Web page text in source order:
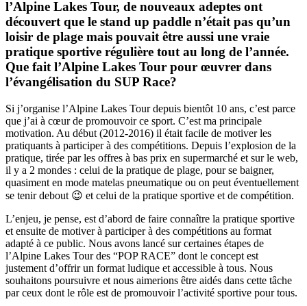
l’Alpine Lakes Tour, de nouveaux adeptes ont
découvert que le stand up paddle n’était pas qu’un
loisir de plage mais pouvait être aussi une vraie
pratique sportive régulière tout au long de l’année.
Que fait l’Alpine Lakes Tour pour œuvrer dans
l’évangélisation du SUP Race?
Si j’organise l’Alpine Lakes Tour depuis bientôt 10 ans, c’est parce
que j’ai à cœur de promouvoir ce sport. C’est ma principale
motivation. Au début (2012-2016) il était facile de motiver les
pratiquants à participer à des compétitions. Depuis l’explosion de la
pratique, tirée par les offres à bas prix en supermarché et sur le web,
il y a 2 mondes : celui de la pratique de plage, pour se baigner,
quasiment en mode matelas pneumatique ou on peut éventuellement
se tenir debout 😉 et celui de la pratique sportive et de compétition.
L’enjeu, je pense, est d’abord de faire connaître la pratique sportive
et ensuite de motiver à participer à des compétitions au format
adapté à ce public. Nous avons lancé sur certaines étapes de
l’Alpine Lakes Tour des “POP RACE” dont le concept est
justement d’offrir un format ludique et accessible à tous. Nous
souhaitons poursuivre et nous aimerions être aidés dans cette tâche
par ceux dont le rôle est de promouvoir l’activité sportive pour tous.